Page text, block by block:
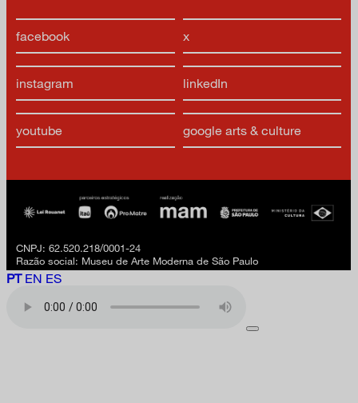
facebook x
instagram linkedIn
youtube google arts & culture
CNPJ: 62.520.218/0001-24
Razão social: Museu de Arte Moderna de São Paulo
PT EN ES